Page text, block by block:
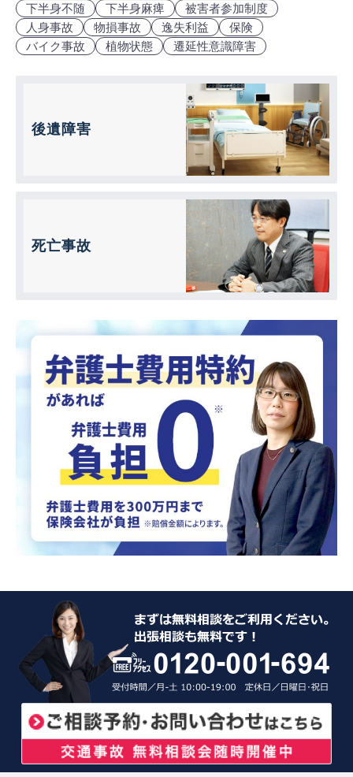
下半身不随
下半身麻痺
被害者参加制度
人身事故
物損事故 逸失利益
保険
バイク事故
植物状態 遷延性意識障害
後遺障害
死亡事故